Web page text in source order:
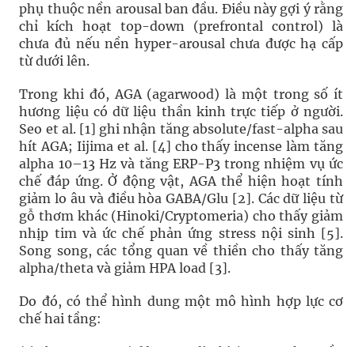
phụ thuộc nền arousal ban đầu. Điều này gợi ý rằng
chỉ kích hoạt top-down (prefrontal control) là
chưa đủ nếu nền hyper-arousal chưa được hạ cấp
từ dưới lên.
Trong khi đó, AGA (agarwood) là một trong số ít
hương liệu có dữ liệu thần kinh trực tiếp ở người.
Seo et al. [1] ghi nhận tăng absolute/fast-alpha sau
hít AGA; Iijima et al. [4] cho thấy incense làm tăng
alpha 10–13 Hz và tăng ERP-P3 trong nhiệm vụ ức
chế đáp ứng. Ở động vật, AGA thể hiện hoạt tính
giảm lo âu và điều hòa GABA/Glu [2]. Các dữ liệu từ
gỗ thơm khác (Hinoki/Cryptomeria) cho thấy giảm
nhịp tim và ức chế phản ứng stress nội sinh [5].
Song song, các tổng quan về thiền cho thấy tăng
alpha/theta và giảm HPA load [3].
Do đó, có thể hình dung một mô hình hợp lực cơ
chế hai tầng: